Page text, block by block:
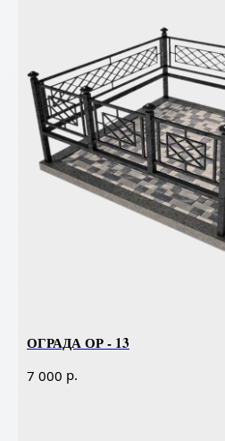
ОГРАДА ОР - 13
7 000 р.